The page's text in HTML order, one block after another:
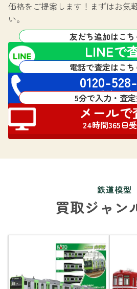
価格をご提案します！ まずはお気
い。
友だち追加はこち
LINEで
24時間365日
電話で査定はこち
0120-
電話受付 24時
5分で入力・査
メールで
24時間365日
鉄道模型
買取ジャン